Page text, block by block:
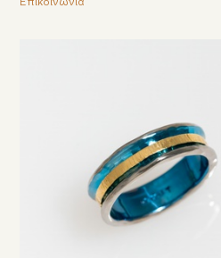
Επικοινωνία